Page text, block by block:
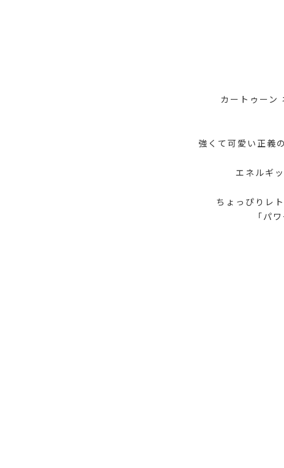
カートゥーン
強くて可愛い正義
エネルギ
ちょっぴりレ
「パ